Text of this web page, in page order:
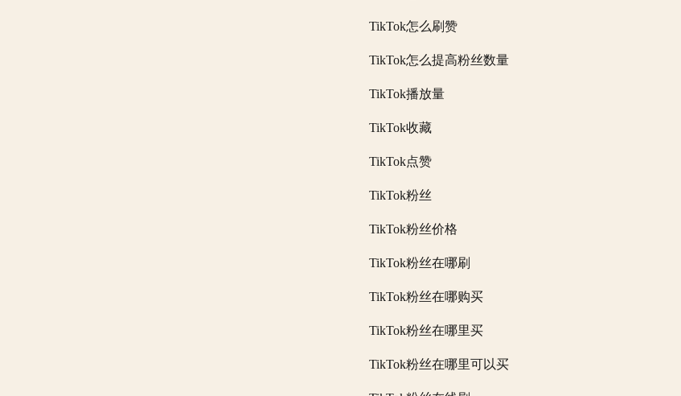
TikTok怎么刷赞
TikTok怎么提高粉丝数量
TikTok播放量
TikTok收藏
TikTok点赞
TikTok粉丝
TikTok粉丝价格
TikTok粉丝在哪刷
TikTok粉丝在哪购买
TikTok粉丝在哪里买
TikTok粉丝在哪里可以买